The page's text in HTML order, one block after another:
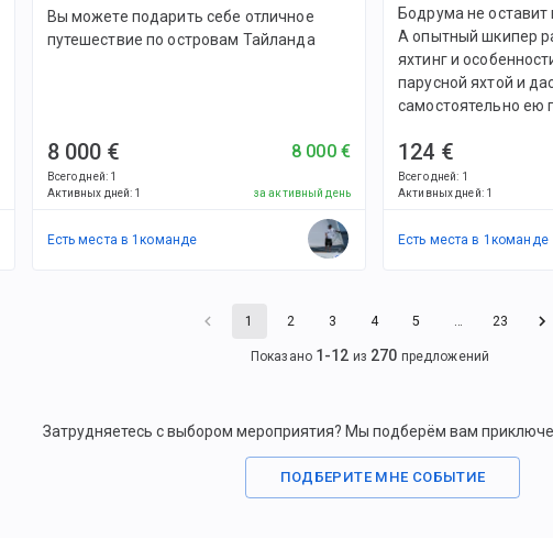
Вы можете подарить себе отличное
путешествие по островам Тайланда
8 000 €
Всего дней: 1
Активных дней: 1
8 000 €
за активный день
Есть места в 1командe
Бодрума не
А опытный шкипер
яхтинг и
парусной яхтой и
самостоятельно ею
124 €
Всего дней: 1
Активных дней: 1
Есть места в 1 командe
1 2 3 4 5 23
Показано 1 -12 из 270 предложений
Затрудняетесь с выбором мероприятия? Мы подберём вам
ПОДБЕРИТЕ МНЕ СОБЫТИЕ